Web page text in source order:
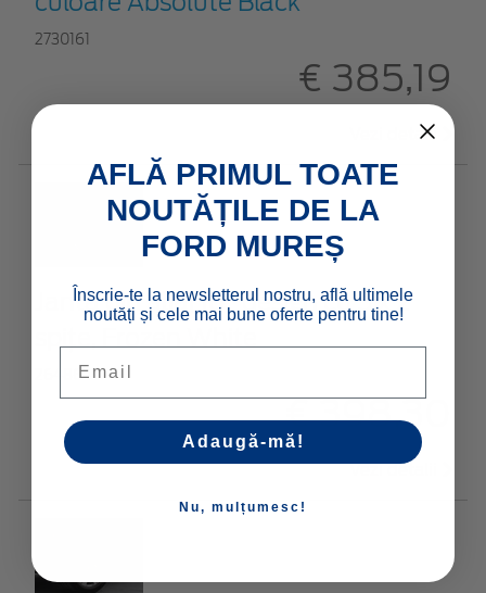
2730161
€ 385,19
Vezi detalii
Jantă din aliaj 18" design cu 5 x 2
2648649
€ 398,30
Vezi detalii
AFLĂ PRIMUL TOATE
NOUTĂȚILE DE LA
FORD MUREȘ
Înscrie-te la newsletterul nostru, află ultimele
noutăți și cele mai bune oferte pentru tine!
Adaugă-mă!
Nu, mulțumesc!